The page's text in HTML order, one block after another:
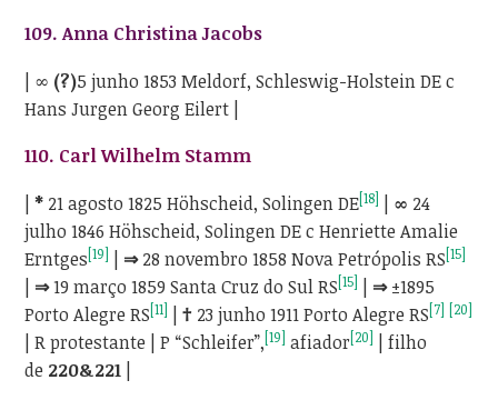
109.Anna Christina Jacobs
| ∞ (?)5 junho 1853 Meldorf, Schleswig-Holstein DE c
Hans Jurgen Georg Eilert |
110. Carl Wilhelm Stamm
|* 21 agosto 1825 Höhscheid, Solingen DE[18] ∞ 24
julho 1846 Höhscheid, Solingen DE c Henriette Amalie
Erntges[19] ⇒28 novembro 1858 Nova Petrópolis RS[15]
⇒19 março 1859 Santa Cruz do Sul RS[15] ⇒±1895
Porto Alegre RS[11] |† 23 junho 1911 Porto Alegre RS[7] [20]
| R protestante | P “Schleifer”,[19] afiador[20]
| filho
de 220&221